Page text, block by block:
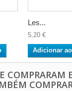
Les...
5,20 €
Adicionar
COMPRARAM